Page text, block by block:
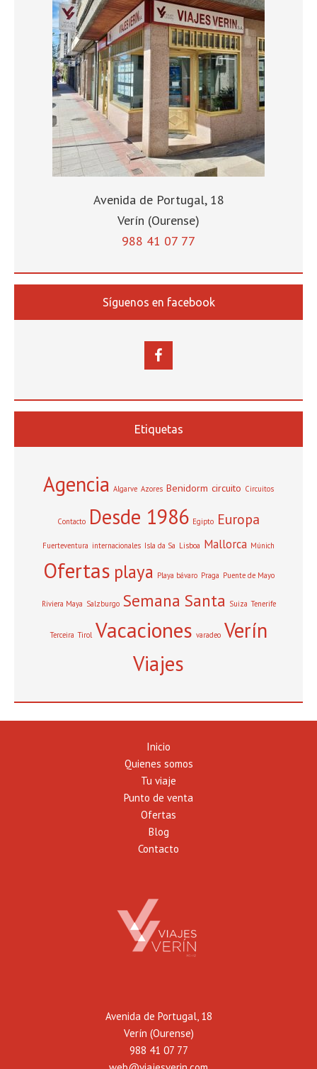
Avenida de Portugal, 18
Verín (Ourense)
988 41 07 77
Síguenos en facebook
Etiquetas
Agencia Algarve Azores Benidorm circuito Circuitos
Contacto Desde 1986 Egipto Europa
Fuerteventura internacionales Isla da Sa Lisboa Mallorca Múnich
Ofertas playa Playa bávaro Praga Puente de Mayo
Riviera Maya Salzburgo Semana Santa Suiza Tenerife
Terceira Tirol Vacaciones varadeo Verín
Viajes
Inicio
Quienes somos
Tu viaje
Punto de venta
Ofertas
Blog
Contacto
Avenida de Portugal, 18
Verín (Ourense)
988 41 07 77